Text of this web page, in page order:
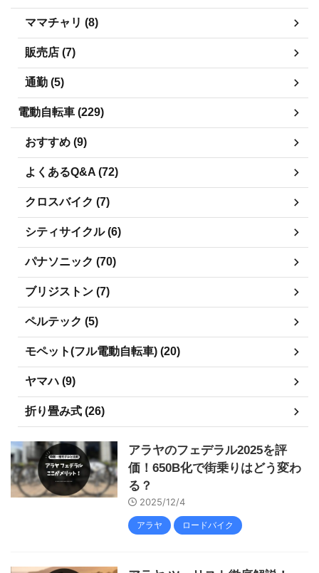
ママチャリ (8)
販売店 (7)
通勤 (5)
電動自転車 (229)
おすすめ (9)
よくあるQ&A (72)
クロスバイク (7)
シティサイクル (6)
パナソニック (70)
ブリジストン (7)
ペルテック (5)
モペット(フル電動自転車) (20)
ヤマハ (9)
折り畳み式 (26)
アラヤのフェデラル2025を評
価！650B化で街乗りはどう変わ
る？
2025/12/4
アラヤ ロードバイク